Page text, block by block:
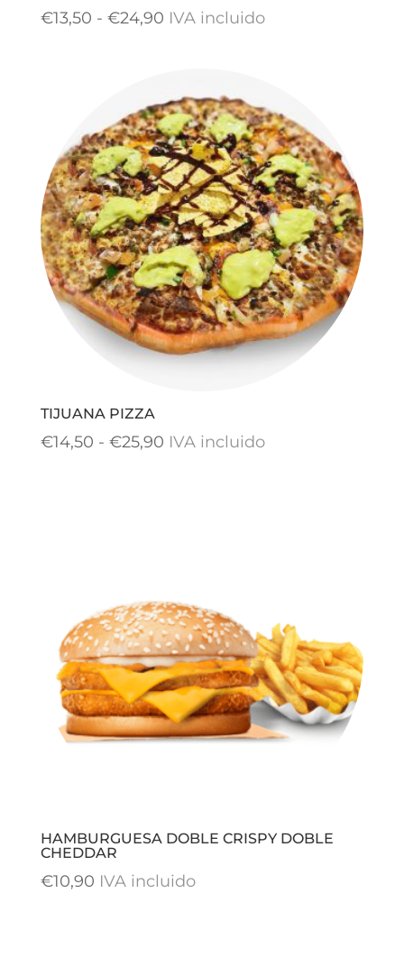
€13,50 - €24,90Rango
desde
€13,50
hasta
€24,90
IVA incluido
TIJUANA PIZZA
€14,50 - €25,90Rango
€25,90
IVA incluido
HAMBURGUESA DOBLE CRISPY DOBLE
CHEDDAR
€10,90 IVA incluido